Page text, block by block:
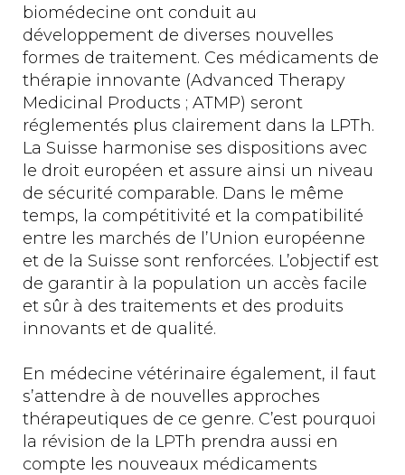
biomédecine ont conduit au
développement de diverses nouvelles
formes de traitement. Ces médicaments de
thérapie innovante (Advanced Therapy
Medicinal Products ; ATMP) seront
réglementés plus clairement dans la LPTh.
La Suisse harmonise ses dispositions avec
le droit européen et assure ainsi un niveau
de sécurité comparable. Dans le même
temps, la compétitivité et la compatibilité
entre les marchés de l’Union européenne
et de la Suisse sont renforcées. L’objectif est
de garantir à la population un accès facile
et sûr à des traitements et des produits
innovants et de qualité.
En médecine vétérinaire également, il faut
s’attendre à de nouvelles approches
thérapeutiques de ce genre. C’est pourquoi
la révision de la LPTh prendra aussi en
compte les nouveaux médicaments